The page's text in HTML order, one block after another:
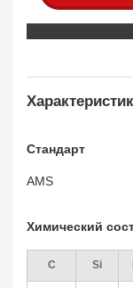
Стандарт
AMS
Химический
C Si